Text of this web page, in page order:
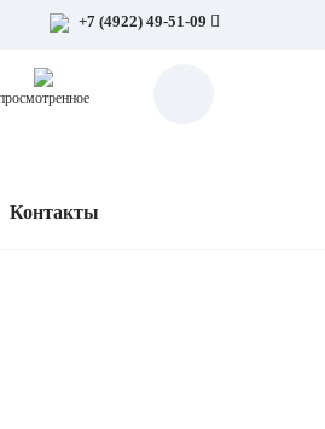
+7 (4922) 49-51-09
Контакты